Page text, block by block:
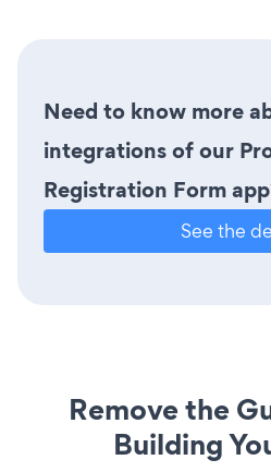
Need to know more
integrations of our
Registration Form
See the
Remove the
Building